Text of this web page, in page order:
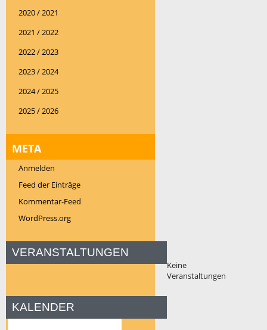
2020 / 2021
2021 / 2022
2022 / 2023
2023 / 2024
2024 / 2025
2025 / 2026
META
Anmelden
Feed der Einträge
Kommentar-Feed
WordPress.org
VERANSTALTUNGEN
Keine
Veranstaltungen
KALENDER